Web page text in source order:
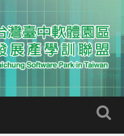
軟體園區發展
盟
Taichung Software Park